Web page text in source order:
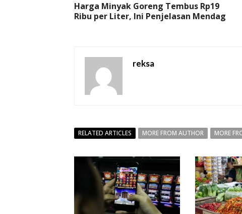
Harga Minyak Goreng Tembus Rp19
Ribu per Liter, Ini Penjelasan Mendag
reksa
RELATED ARTICLES MORE FROM AUTHOR MORE